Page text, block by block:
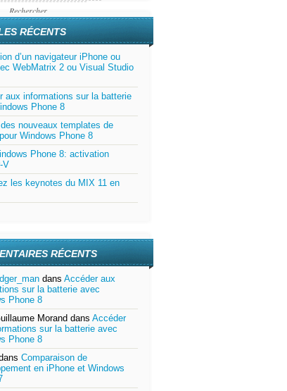
RÉCENTS
d’un navigateur iPhone ou
WebMatrix 2 ou Visual Studio
aux informations sur la batterie
Phone 8
nouveaux templates de
Windows Phone 8
Phone 8: activation
V
les keynotes du MIX 11 en
RÉCENTS
dans Accéder aux
sur la batterie avec
Phone 8
Morand dans Accéder
sur la batterie avec
Phone 8
Comparaison de
en iPhone et Windows